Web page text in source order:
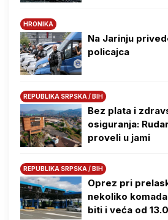
HRONIKA
Na Јarinju
policajca
REPUBLIKA SRPSKA / BIH
Bez plata i
osiguranja:
proveli u jami
REPUBLIKA SRPSKA / BIH
Oprez pri
nekoliko
biti i veća od